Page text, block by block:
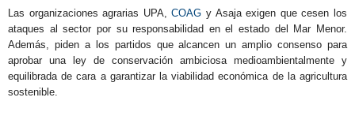
Las organizaciones agrarias UPA,COAG y Asaja exigen que cesen los
ataques al sector por su responsabilidad en el estado del Mar Menor.
Además, piden a los partidos que alcancen un amplio consenso para
aprobar una ley de conservación ambiciosa medioambientalmente y
equilibrada de cara a garantizar la viabilidad económica de la agricultura
sostenible.